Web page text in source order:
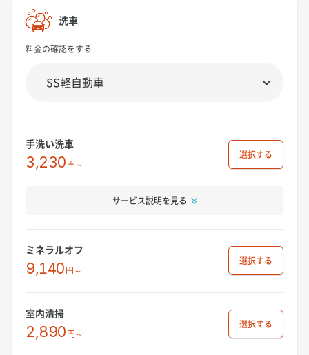
洗車
料金の確認をする
手洗い洗車
3,230円～
選択
サービス説明を見る
ミネラルオフ
9,140円～
選択
室内清掃
2,890円～
選択